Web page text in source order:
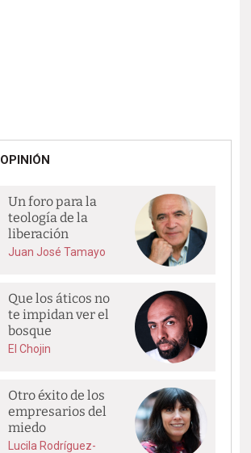
OPINIÓN
Un foro para la
teología de la
liberación
Juan José Tamayo
Que los áticos no
te impidan ver el
bosque
El Chojin
Otro éxito de los
empresarios del
miedo
Lucila Rodríguez-